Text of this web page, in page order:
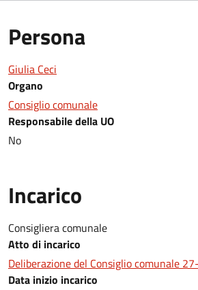
Persona
Giulia Ceci
Organo
Consiglio comunale
Responsabile della UO
No
Incarico
Consigliera comunale
Atto di incarico
Deliberazione del Consiglio comunale
Data inizio incarico